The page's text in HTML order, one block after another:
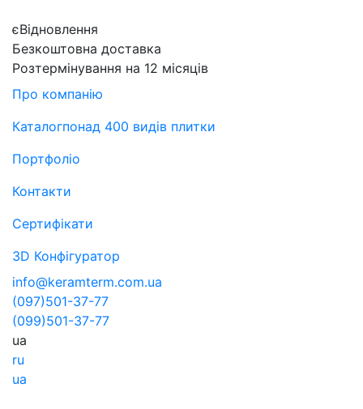
єВідновлення
Безкоштовна доставка
Розтермінування на 12 місяців
Про компанію
Каталогпонад 400 видів плитки
Портфоліо
Контакти
Сертифікати
3D Конфігуратор
info@keramterm.com.ua
(097)501-37-77
(099)501-37-77
ua
ru
ua